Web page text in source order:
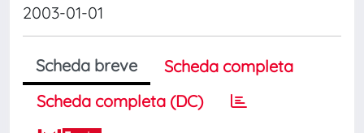
2003-01-01
Scheda breve
Scheda completa
Scheda completa (DC)